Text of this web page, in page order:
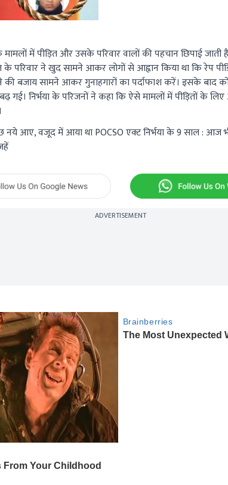
में पीड़ित और उसके परिवार वालों की पहचान छिपाई
के परिवार ने खुद सामने आकर लोगों से आह्वान किया था कि रेप
की बजाय सामने आकर गुनाहगारों का पर्दाफाश करें। इसके बाद
निर्भया के परिजनों ने कहा कि ऐसे मामलों में पीड़ितों के लिए
आए, वजूद में आया था POCSO एक्ट निर्भया के 9 साल : आज
ADVERTISEMENT